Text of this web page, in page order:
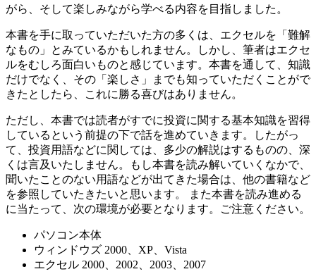
がら、そして楽しみながら学べる内容を目指しました。
本書を手に取っていただいた方の多くは、エクセルを「難解
なもの」とみているかもしれません。しかし、筆者はエクセ
ルをむしろ面白いものと感じています。本書を通して、知識
だけでなく、その「楽しさ」までも知っていただくことがで
きたとしたら、これに勝る喜びはありません。
ただし、本書では読者がすでに投資に関する基本知識を習得
しているという前提の下で話を進めていきます。したがっ
て、投資用語などに関しては、多少の解説はするものの、深
くは言及いたしません。もし本書を読み解いていくなかで、
聞いたことのない用語などが出てきた場合は、他の書籍など
を参照していたきたいと思います。 また本書を読み進める
に当たって、次の環境が必要となります。ご注意ください。
パソコン本体
ウィンドウズ 2000、XP、Vista
エクセル 2000、2002、2003、2007